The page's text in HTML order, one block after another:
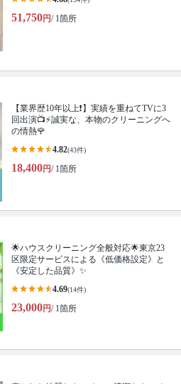
51,750円/ 1箇所
【業界歴10年以上❗️】実績を重ねてTVに3
回出演📺⚡️誠実な、本物のクリーニングへ
の情熱🌹
4.82(43件)
18,400円/ 1箇所
🌟ハウスクリーニング全般対応🌟東京23
区限定サービスによる《低価格設定》と
《安定した品質》✨
4.69(14件)
23,000円/ 1箇所